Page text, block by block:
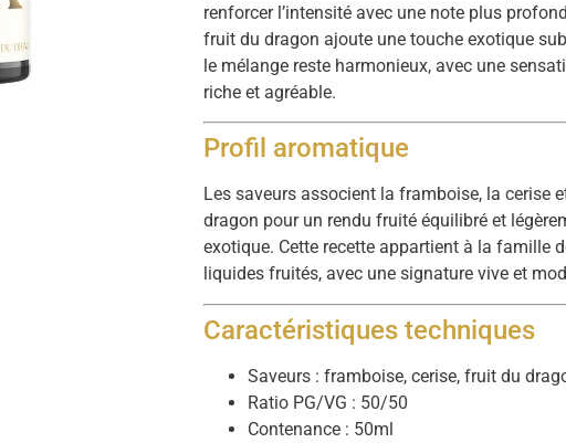
renforcer l’intensité avec une note plus
fruit du dragon ajoute une touche exotique
le mélange reste harmonieux, avec une
riche et agréable.
Profil aromatique
Les saveurs associent la framboise, la cerise
dragon pour un rendu fruité équilibré et
exotique. Cette recette appartient à la famille
liquides fruités, avec une signature vive et
Caractéristiques techniques
Saveurs : framboise, cerise, fruit du
Ratio PG/VG : 50/50
Contenance : 50ml